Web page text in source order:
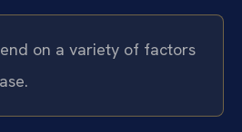
on a variety of factors